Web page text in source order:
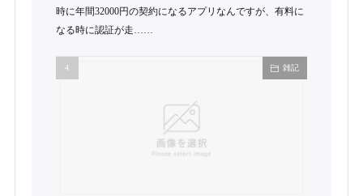
時に年間32000円の契約になるアプリなんですが、有料に
なる時に認証が走……
雑記